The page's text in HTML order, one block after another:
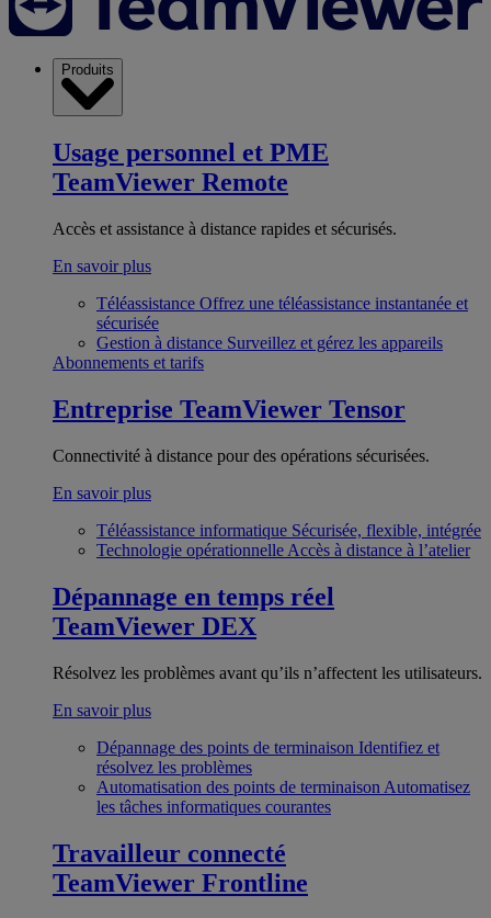
Produits
Usage personnel et PME
TeamViewer Remote
Accès et assistance à distance rapides et sécurisés.
En savoir plus
Téléassistance Offrez une téléassistance instantanée et
sécurisée
Gestion à distance Surveillez et gérez les appareils
Abonnements et tarifs
Entreprise TeamViewer Tensor
Connectivité à distance pour des opérations sécurisées.
En savoir plus
Téléassistance informatique Sécurisée, flexible, intégrée
Technologie opérationnelle Accès à distance à l’atelier
Dépannage en temps réel
TeamViewer DEX
Résolvez les problèmes avant qu’ils n’affectent les utilisateurs.
En savoir plus
Dépannage des points de terminaison Identifiez et
résolvez les problèmes
Automatisation des points de terminaison Automatisez
les tâches informatiques courantes
Travailleur connecté
TeamViewer Frontline